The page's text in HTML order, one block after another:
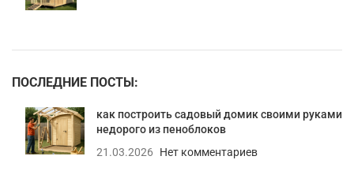
ПОСЛЕДНИЕ ПОСТЫ:
как построить садовый домик своими руками
недорого из пеноблоков
21.03.2026
Нет комментариев